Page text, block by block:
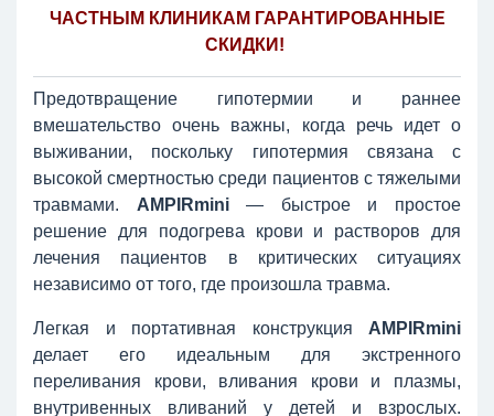
ЧАСТНЫМ КЛИНИКАМ ГАРАНТИРОВАННЫЕ
СКИДКИ!
Предотвращение гипотермии и раннее
вмешательство очень важны, когда речь идет о
выживании, поскольку гипотермия связана с
высокой смертностью среди пациентов с тяжелыми
травмами. AMPIRmini— быстрое и простое
решение для подогрева крови и растворов для
лечения пациентов в критических ситуациях
независимо от того, где произошла травма.
Легкая и портативная конструкция AMPIRmini
делает его идеальным для экстренного
переливания крови, вливания крови и плазмы,
внутривенных вливаний у детей и взрослых.